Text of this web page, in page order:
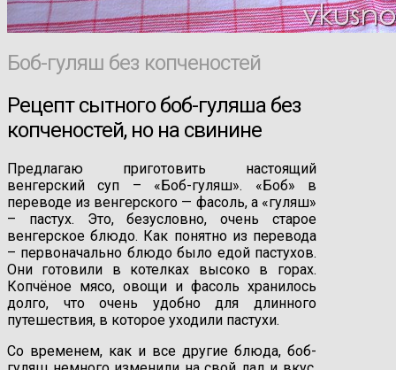
Боб-гуляш без копченостей
Рецепт сытного боб-гуляша без
копченостей, но на свинине
Предлагаю приготовить настоящий
венгерский суп – «Боб-гуляш». «Боб» в
переводе из венгерского — фасоль, а «гуляш»
– пастух. Это, безусловно, очень старое
венгерское блюдо. Как понятно из перевода
– первоначально блюдо было едой пастухов.
Они готовили в котелках высоко в горах.
Копчёное мясо, овощи и фасоль хранилось
долго, что очень удобно для длинного
путешествия, в которое уходили пастухи.
Со временем, как и все другие блюда, боб-